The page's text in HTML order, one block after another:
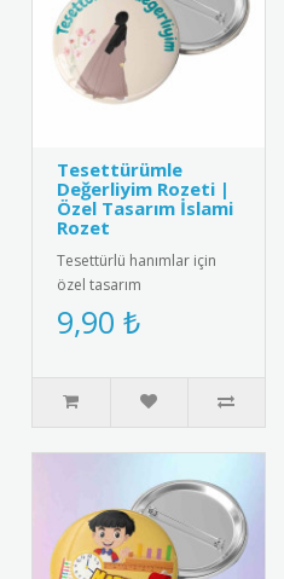
Tesettürümle
Değerliyim Rozeti |
Özel Tasarım İslami
Rozet
Tesettürlü hanımlar için
özel tasarım
"Tesettürümle Değerliyim"
rozeti. Yüksek kaliteli metal
9,90 ₺